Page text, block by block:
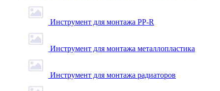
Инструмент для монтажа PP-R
Инструмент для монтажа металлопластика
Инструмент для монтажа радиаторов